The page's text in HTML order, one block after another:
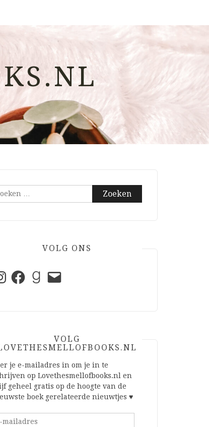
VOLG ONS
FacebookGoodreads
E-
mail
VOLG
je e-mailadres in om je in te
op Lovethesmellofbooks.nl en
geheel gratis op de hoogte van de
boek gerelateerde nieuwtjes ♥